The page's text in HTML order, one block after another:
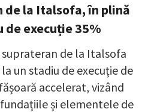
de la Italsofa, în plină
de execuție 35%
de la Italsofa
un stadiu de execuție de
accelerat, vizând
și elementele de